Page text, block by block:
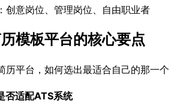
创意岗位、管理岗位、自由职业者
模板平台的核心要点
历平台，如何选出最适合自己的那一
否适配ATS系统